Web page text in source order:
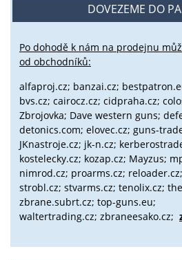
DOVEZEME DO
Po dohodě k nám na prodejnu
od obchodníků:
alfaproj.cz; banzai.cz;
bvs.cz; cairocz.cz; cidpraha.cz;
Zbrojovka; Dave western guns;
detonics.com; elovec.cz; guns-
JKnastroje.cz; jk-n.cz;
kostelecky.cz; kozap.cz; Mayzus;
nimrod.cz; proarms.cz;
strobl.cz; stvarms.cz; tenolix.cz;
zbrane.subrt.cz; top-guns.eu;
waltertrading.cz; zbraneesako.cz;